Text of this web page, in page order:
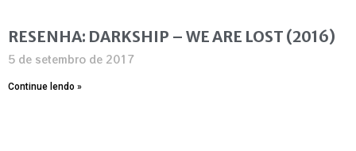
RESENHA: DARKSHIP – WE ARE LOST (2016)
5 de setembro de 2017
Continue lendo »